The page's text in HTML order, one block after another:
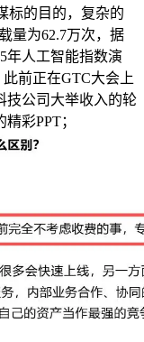
标的目的，复杂的
量为62.7万次，据
年人工智能指数演
前正在GTC大会上
技公司大举收入的轮
彩PPT；